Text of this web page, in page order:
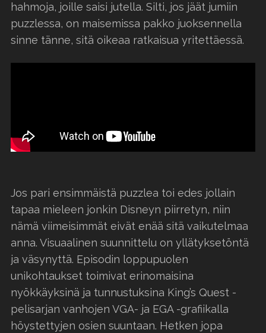
hahmoja, joille saisi jutella. Silti, jos jäät jumiin
puzzlessa, on maisemissa pakko juoksennella
sinne tänne, sitä oikeaa ratkaisua yritettäessä.
Jos pari ensimmäistä puzzlea toi edes jollain
tapaa mieleen jonkin Disneyn piirretyn, niin
nämä viimeisimmät eivät enää sitä vaikutelmaa
anna. Visuaalinen suunnittelu on yllätyksetöntä
ja väsynyttä. Episodin loppupuolen
unikohtaukset toimivat erinomaisina
nyökkäyksinä ja tunnustuksina King’s Quest -
pelisarjan vanhojen VGA- ja EGA -grafiikalla
höystettyjen osien suuntaan. Hetken jopa